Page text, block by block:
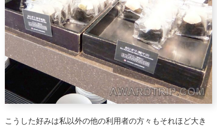
こうした好みは私以外の他の利用者の方々もそれほど大き